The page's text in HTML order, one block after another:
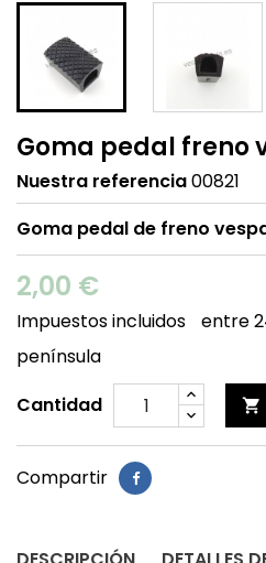
Goma pedal freno
Nuestra referencia00821
Goma pedal de freno
2,00 €
Impuestos incluidos
entre
península
Cantidad

Compartir